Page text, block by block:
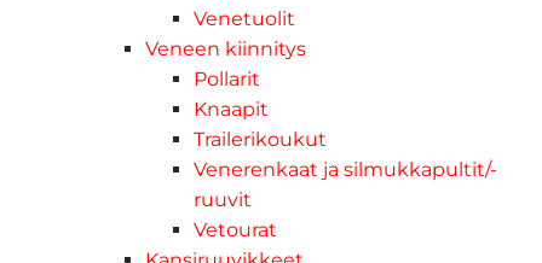
Venetuolit
Veneen kiinnitys
Pollarit
Knaapit
Trailerikoukut
Venerenkaat ja silmukkapultit/-
ruuvit
Vetourat